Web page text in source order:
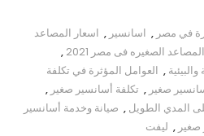
في مصر , اسانسير , اسعار المصاعد
الصغيره فى مصر 2021
,
, العوامل المؤثرة في تكلفة
صغير , تكلفة أسانسير صغير ,
المدي الطويل , صيانة وخدمة أسانسير
صغير , ليفت